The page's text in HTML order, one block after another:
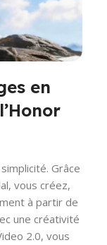
en
Grâce
vous créez,
à partir de
une créativité
2.0, vous